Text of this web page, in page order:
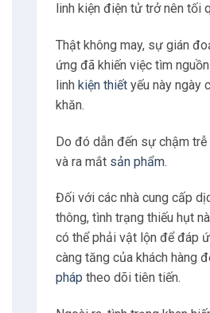
linh kiện điện tử trở nên tối
Thật không may, sự gián
ứng đã khiến việc tìm
linh kiện thiếtyếu này ngày
khăn.
Do đó dẫn đến sự chậm
và ra mắt sản phẩm.
Đối với các nhà cung cấp
thông, tình trạng thiếu hụt
có thể phải vật lộn để đáp
càng tăng của khách hàng
pháp theo dõi tiên tiến.